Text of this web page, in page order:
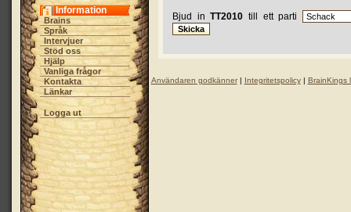
Information
Brains
Språk
Intervjuer
Stöd oss
Hjälp
Vanliga frågor
Kontakta
Länkar
Logga ut
Bjud inTT2010 till ett parti
Användaren godkänner| Integritetspolicy| BrainKings